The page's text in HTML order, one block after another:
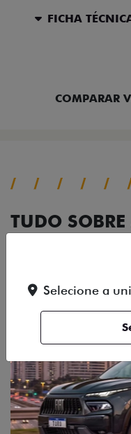
FICHA
COMPARAR
TUDO
Selecione a